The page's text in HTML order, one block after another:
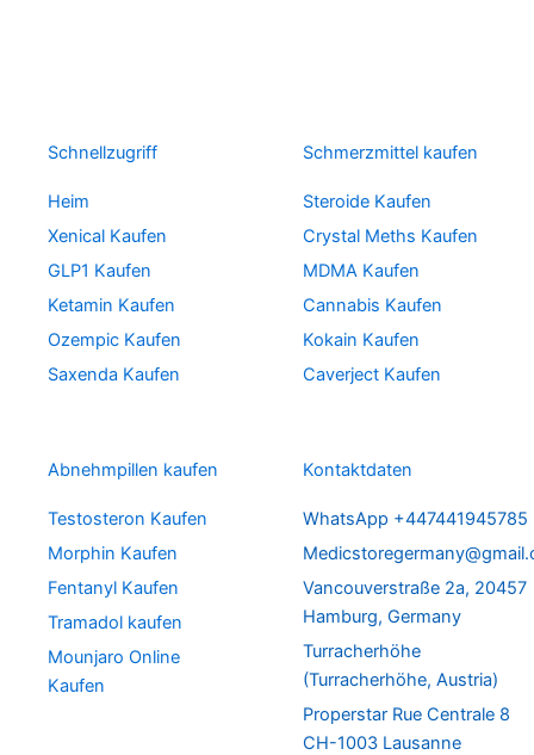
Schnellzugriff
Heim
Xenical Kaufen
GLP1 Kaufen
Ketamin Kaufen
Ozempic Kaufen
Saxenda Kaufen
Schmerzmittel kaufen
Steroide Kaufen
Crystal Meths Kaufen
MDMA Kaufen
Cannabis Kaufen
Kokain Kaufen
Caverject Kaufen
Abnehmpillen kaufen
Testosteron Kaufen
Morphin Kaufen
Fentanyl Kaufen
Tramadol kaufen
Mounjaro Online
Kaufen
Kontaktdaten
WhatsApp +447441945785
Vancouverstraße 2a, 20457
Hamburg, Germany
Turracherhöhe
(Turracherhöhe, Austria)
Properstar Rue Centrale 8
CH-1003 Lausanne